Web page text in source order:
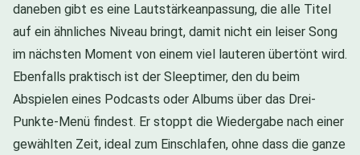
daneben gibt es eine Lautstärkeanpassung, die alle Titel
auf ein ähnliches Niveau bringt, damit nicht ein leiser Song
im nächsten Moment von einem viel lauteren übertönt wird.
Ebenfalls praktisch ist der Sleeptimer, den du beim
Abspielen eines Podcasts oder Albums über das Drei-
Punkte-Menü findest. Er stoppt die Wiedergabe nach einer
gewählten Zeit, ideal zum Einschlafen, ohne dass die ganze